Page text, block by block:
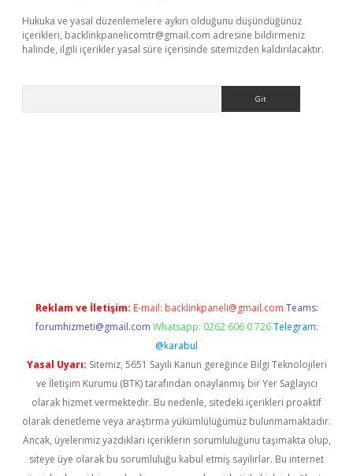
Hukuka ve yasal düzenlemelere aykırı olduğunu düşündüğünüz
içerikleri, backlinkpanelicomtr@gmail.com adresine bildirmeniz
halinde, ilgili içerikler yasal süre içerisinde sitemizden kaldırılacaktır.
Reklam ve İletişim: E-mail: backlinkpaneli@gmail.com Teams:
forumhizmeti@gmail.com Whatsapp: 0262 606 0 726 Telegram:
@karabul
Yasal Uyarı: Sitemiz, 5651 Sayılı Kanun gereğince Bilgi Teknolojileri
ve İletişim Kurumu (BTK) tarafından onaylanmış bir Yer Sağlayıcı
olarak hizmet vermektedir. Bu nedenle, sitedeki içerikleri proaktif
olarak denetleme veya araştırma yükümlülüğümüz bulunmamaktadır.
Ancak, üyelerimiz yazdıkları içeriklerin sorumluluğunu taşımakta olup,
siteye üye olarak bu sorumluluğu kabul etmiş sayılırlar. Bu internet